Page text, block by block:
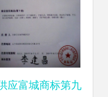
应富城商标第九